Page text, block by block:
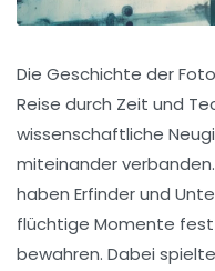
Die Geschichte der
Reise durch Zeit und
wissenschaftliche
miteinander
haben Erfinder und
flüchtige Momente
bewahren. Dabei